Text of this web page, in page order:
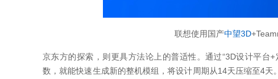
联想使用国产中望3D
京东方的探索，则更具方法论上的普适性。通过“3D设计平台
数，就能快速生成新的整机模组，将设计周期从14天压缩至4